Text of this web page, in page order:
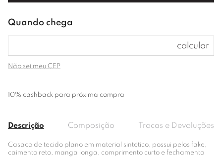
Não sei meu CEP
10% cashback para próxima compra
Descrição Composição Trocas e Devoluções
Casaco de tecido plano em material sintético, possui pelos fake,
caimento reto, manga longa, comprimento curto e fechamento